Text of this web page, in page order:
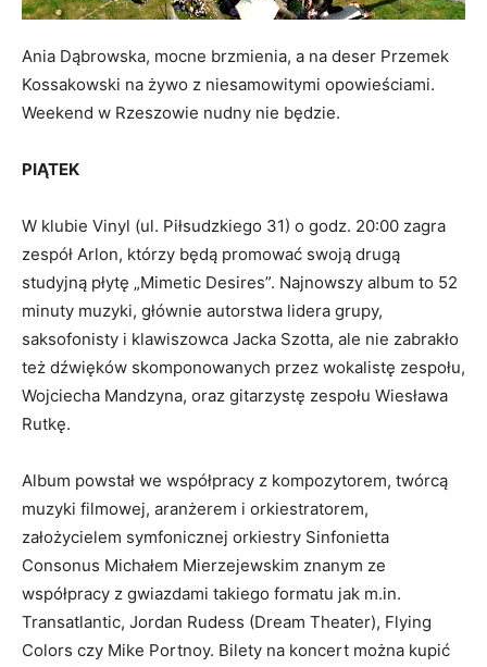
Ania Dąbrowska, mocne brzmienia, a na deser Przemek
Kossakowski na żywo z niesamowitymi opowieściami.
Weekend w Rzeszowie nudny nie będzie.
PIĄTEK
W klubie Vinyl (ul. Piłsudzkiego 31) o godz. 20:00 zagra
zespół Arlon, którzy będą promować swoją drugą
studyjną płytę „Mimetic Desires”. Najnowszy album to 52
minuty muzyki, głównie autorstwa lidera grupy,
saksofonisty i klawiszowca Jacka Szotta, ale nie zabrakło
też dźwięków skomponowanych przez wokalistę zespołu,
Wojciecha Mandzyna, oraz gitarzystę zespołu Wiesława
Rutkę.
Album powstał we współpracy z kompozytorem, twórcą
muzyki filmowej, aranżerem i orkiestratorem,
założycielem symfonicznej orkiestry Sinfonietta
Consonus Michałem Mierzejewskim znanym ze
współpracy z gwiazdami takiego formatu jak m.in.
Transatlantic, Jordan Rudess (Dream Theater), Flying
Colors czy Mike Portnoy. Bilety na koncert można kupić